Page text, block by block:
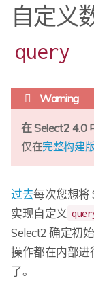
自定义
query
在 Select2 4.0
仅在完整构建
过去每次您想将
实现自定义
Select2 确定初
操作都在内部进
了。